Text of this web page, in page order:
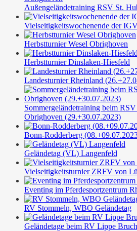
Außengeländetraining RSV St.
Vielseitigkeitswochenende der
Herbstturnier Wesel Obrighoven
Herbstturnier Dinslaken-Hiesfeld
Landesturnier Rheinland
Sommergeländetraining beim
Obrighoven (29.+30.07.2023)
Bonn-Rodderberg
Geländetag (VL) Langenfeld
Vielseitigkeitsturnier ZRFV von
Eventing im Pferdesportzentrum
RV Stommeln, WBO Geländetag
Geländetage beim RV Lippe